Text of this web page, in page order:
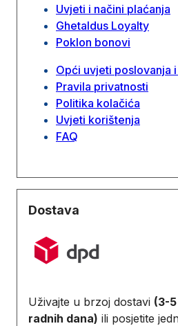
Uvjeti i načini plaćanja
Ghetaldus Loyalty
Poklon bonovi
Opći uvjeti poslovanja
Pravila privatnosti
Politika kolačića
Uvjeti korištenja
FAQ
Dostava
Uživajte u brzoj dostavi (3-5
radnih dana) ili posjetite